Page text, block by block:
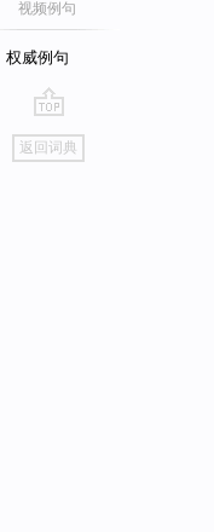
视频例句
权威例句
go
top
返回词典